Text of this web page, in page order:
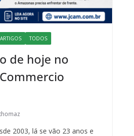
TODOS
de hoje no
2003, lá se vão 23 anos e